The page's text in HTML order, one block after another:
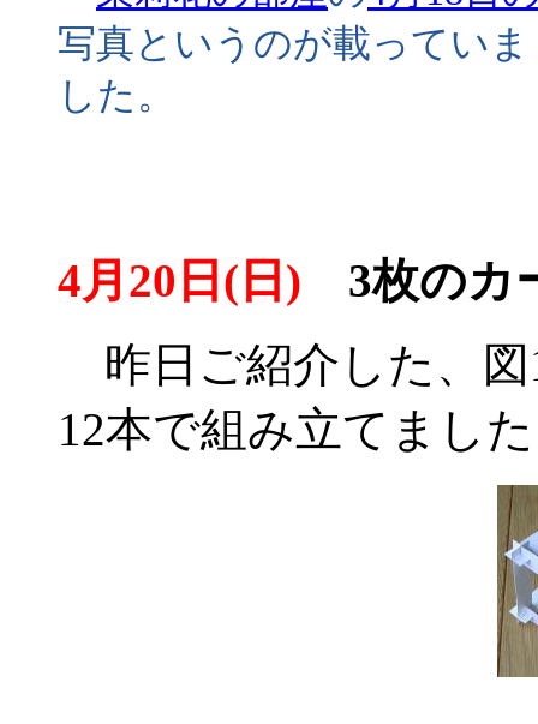
写真というのが載ってい
した。
4月20日(日) 3枚のカ
昨日ご紹介した、図
12本で組み立てまし